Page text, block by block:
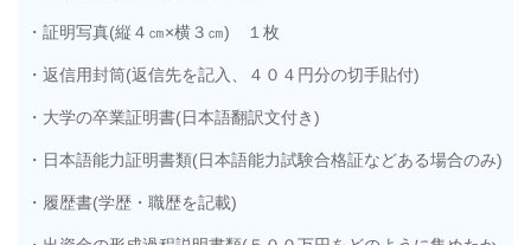
・証明写真(縦４㎝×横３㎝) １枚
・返信用封筒(返信先を記入、４０４円分の切手貼付)
・大学の卒業証明書(日本語翻訳文付き)
・日本語能力証明書類(日本語能力試験合格証などある場合のみ)
・履歴書(学歴・職歴を記載)